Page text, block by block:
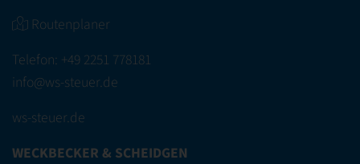
Routenplaner
Telefon: +49 2251 778181
info@ws-steuer.de
ws-steuer.de
WECKBECKER & SCHEIDGEN